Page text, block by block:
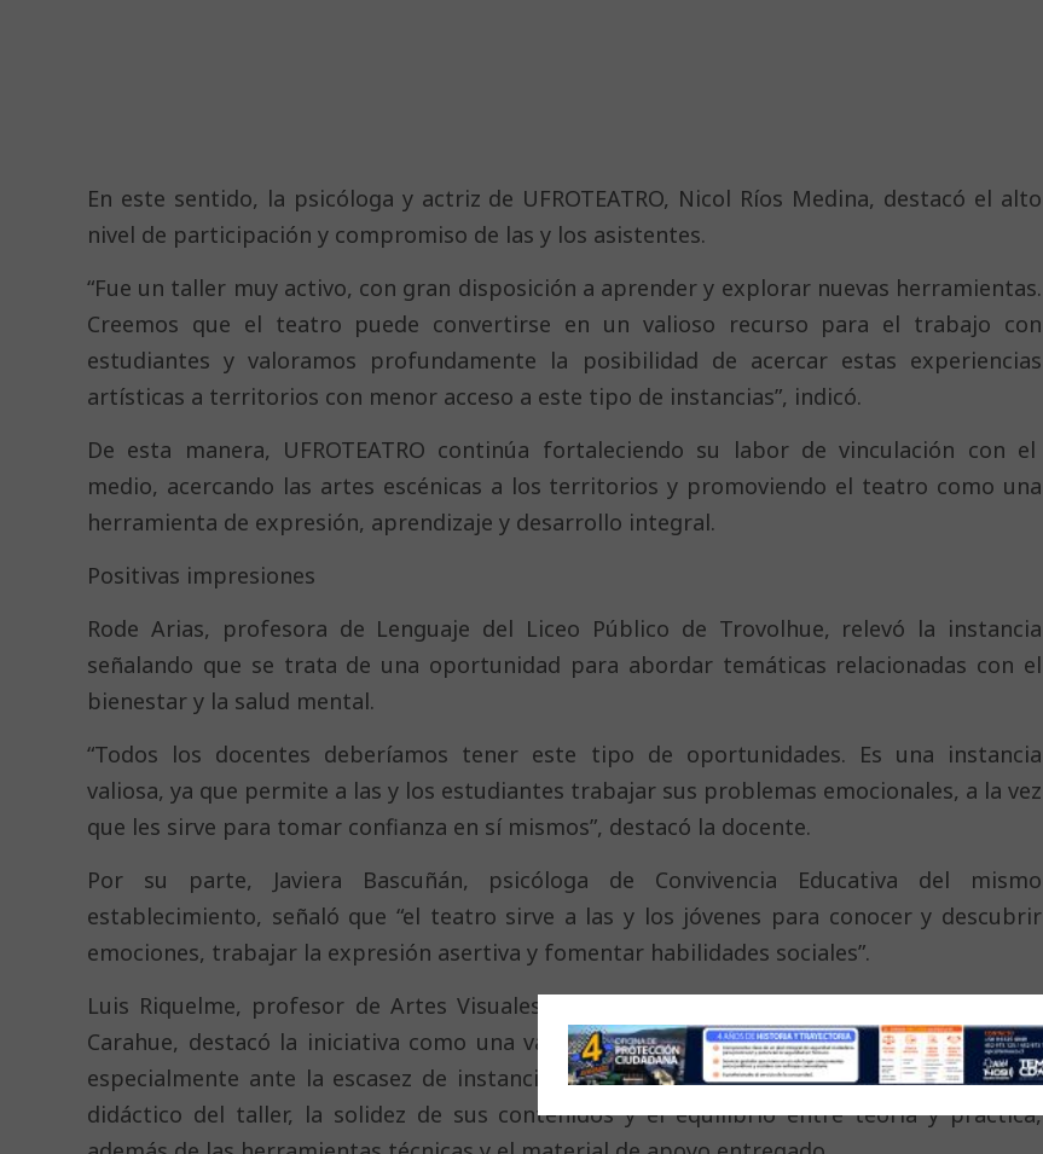
En este sentido, la psicóloga y actriz de UFROTEATRO, Nicol Ríos Medina, destacó el alto
nivel de participación y compromiso de las y los asistentes.
“Fue un taller muy activo, con gran disposición a aprender y explorar nuevas herramientas.
Creemos que el teatro puede convertirse en un valioso recurso para el trabajo con
estudiantes y valoramos profundamente la posibilidad de acercar estas experiencias
artísticas a territorios con menor acceso a este tipo de instancias”, indicó.
De esta manera, UFROTEATRO continúa fortaleciendo su labor de vinculación con el
medio, acercando las artes escénicas a los territorios y promoviendo el teatro como una
herramienta de expresión, aprendizaje y desarrollo integral.
Positivas impresiones
Rode Arias, profesora de Lenguaje del Liceo Público de Trovolhue, relevó la instancia
señalando que se trata de una oportunidad para abordar temáticas relacionadas con el
bienestar y la salud mental.
“Todos los docentes deberíamos tener este tipo de oportunidades. Es una instancia
valiosa, ya que permite a las y los estudiantes trabajar sus problemas emocionales, a la vez
que les sirve para tomar confianza en sí mismos”, destacó la docente.
Por su parte, Javiera Bascuñán, psicóloga de Convivencia Educativa del mismo
establecimiento, señaló que “el teatro sirve a las y los jóvenes para conocer y descubrir
emociones, trabajar la expresión asertiva y fomentar habilidades sociales”.
Luis Riquelme, profesor de Artes Visuales del Liceo Bicentenario Claudio Arrau León de
Carahue, destacó la iniciativa como una valiosa oportunidad para su desarrollo docente,
especialmente ante la escasez de instancias similares en el territorio. Valoró el carácter
didáctico del taller, la solidez de sus contenidos y el equilibrio entre teoría y práctica,